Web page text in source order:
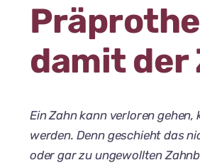
damit
Ein Zahn kann verloren gehen,
werden. Denn geschieht das
oder gar zu ungewollten